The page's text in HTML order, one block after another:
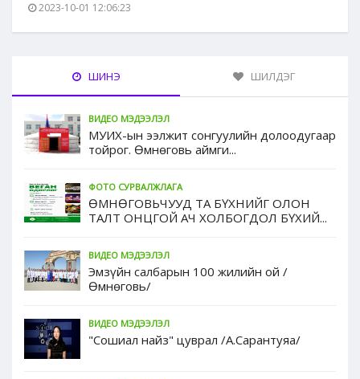
2023-10-01 12:06:23
ШИНЭ ШИЛДЭГ
ВИДЕО МЭДЭЭЛЭЛ
МУИХ-ын ээлжит сонгуулийн долоодугаар
тойрог. Өмнөговь аймги...
ФОТО СУРВАЛЖЛАГА
ӨМНӨГОВЬЧУУД ТА БҮХНИЙГ ОЛОН
ТАЛТ ОНЦГОЙ АЧ ХОЛБОГДОЛ БҮХИЙ...
ВИДЕО МЭДЭЭЛЭЛ
Эмзүйн салбарын 100 жилийн ой /
Өмнөговь/
ВИДЕО МЭДЭЭЛЭЛ
"Сошиал найз" цуврал /А.Сарантуяа/